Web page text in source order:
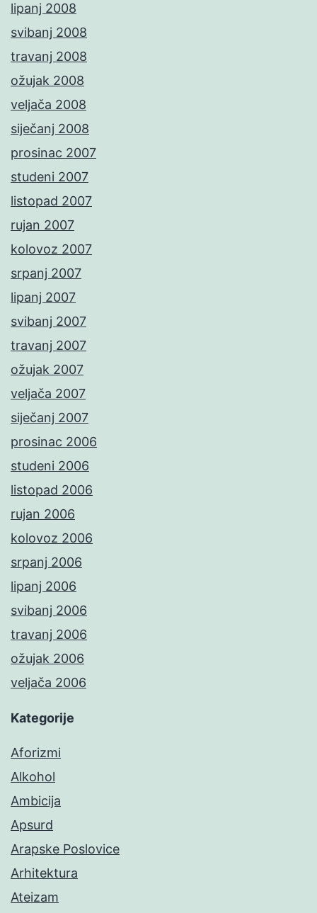
lipanj 2008
svibanj 2008
travanj 2008
ožujak 2008
veljača 2008
siječanj 2008
prosinac 2007
studeni 2007
listopad 2007
rujan 2007
kolovoz 2007
srpanj 2007
lipanj 2007
svibanj 2007
travanj 2007
ožujak 2007
veljača 2007
siječanj 2007
prosinac 2006
studeni 2006
listopad 2006
rujan 2006
kolovoz 2006
srpanj 2006
lipanj 2006
svibanj 2006
travanj 2006
ožujak 2006
veljača 2006
Kategorije
Aforizmi
Alkohol
Ambicija
Apsurd
Arapske Poslovice
Arhitektura
Ateizam